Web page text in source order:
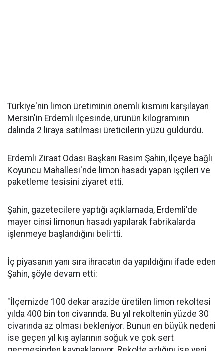
Türkiye'nin limon üretiminin önemli kısmını karşılayan
Mersin'in Erdemli ilçesinde, ürünün kilogramının
dalında 2 liraya satılması üreticilerin yüzü güldürdü.
Erdemli Ziraat Odası Başkanı Rasim Şahin, ilçeye bağlı
Koyuncu Mahallesi'nde limon hasadı yapan işçileri ve
paketleme tesisini ziyaret etti.
Şahin, gazetecilere yaptığı açıklamada, Erdemli'de
mayer cinsi limonun hasadı yapılarak fabrikalarda
işlenmeye başlandığını belirtti.
İç piyasanın yanı sıra ihracatın da yapıldığını ifade eden
Şahin, şöyle devam etti:
"İlçemizde 100 dekar arazide üretilen limon rekoltesi
yılda 400 bin ton civarında. Bu yıl rekoltenin yüzde 30
civarında az olması bekleniyor. Bunun en büyük nedeni
ise geçen yıl kış aylarının soğuk ve çok sert